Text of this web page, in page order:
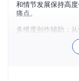
和情节发展保持高
痛点。
多维度创作辅助：
不同于单一功能的
助模块：「世界观